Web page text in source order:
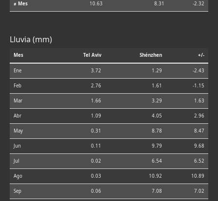
⌀ Mes 10.63 8.31 -2.32
Lluvia (mm)
Mes Tel Aviv Shénzhen +/-
Ene 3.72 1.29 -2.43
Feb 2.76 1.61 -1.15
Mar 1.66 3.29 1.63
Abr 1.09 4.05 2.96
May 0.31 8.78 8.47
Jun 0.11 9.79 9.68
Jul 0.02 6.54 6.52
Ago 0.03 10.92 10.89
Sep 0.06 7.08 7.02